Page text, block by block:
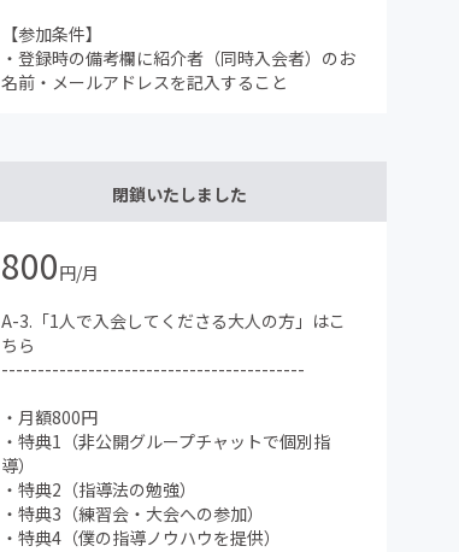
【参加条件】
・登録時の備考欄に紹介者（同時入会者）のお
名前・メールアドレスを記入すること
閉鎖いたしました
800円/月
A-3.「1人で入会してくださる大人の方」はこ
ちら
------------------------------------------
・月額800円
・特典1（非公開グループチャットで個別指
導）
・特典2（指導法の勉強）
・特典3（練習会・大会への参加）
・特典4（僕の指導ノウハウを提供）